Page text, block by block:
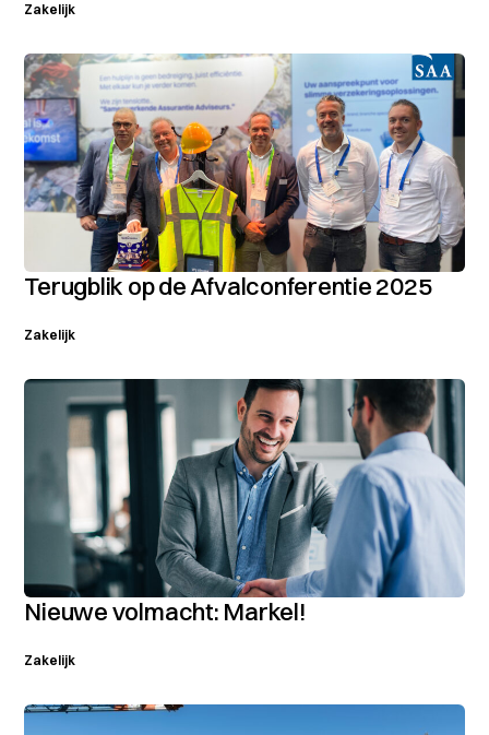
Zakelijk
Terugblik op de Afvalconferentie 2025
Zakelijk
Nieuwe volmacht: Markel!
Zakelijk